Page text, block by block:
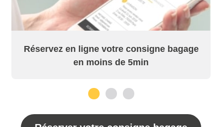
Réservez en ligne votre consigne bagage
en moins de 5min